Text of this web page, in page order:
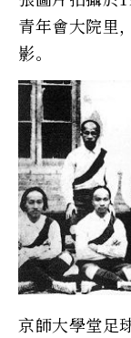
青年會大院里
影。
京師大學堂足